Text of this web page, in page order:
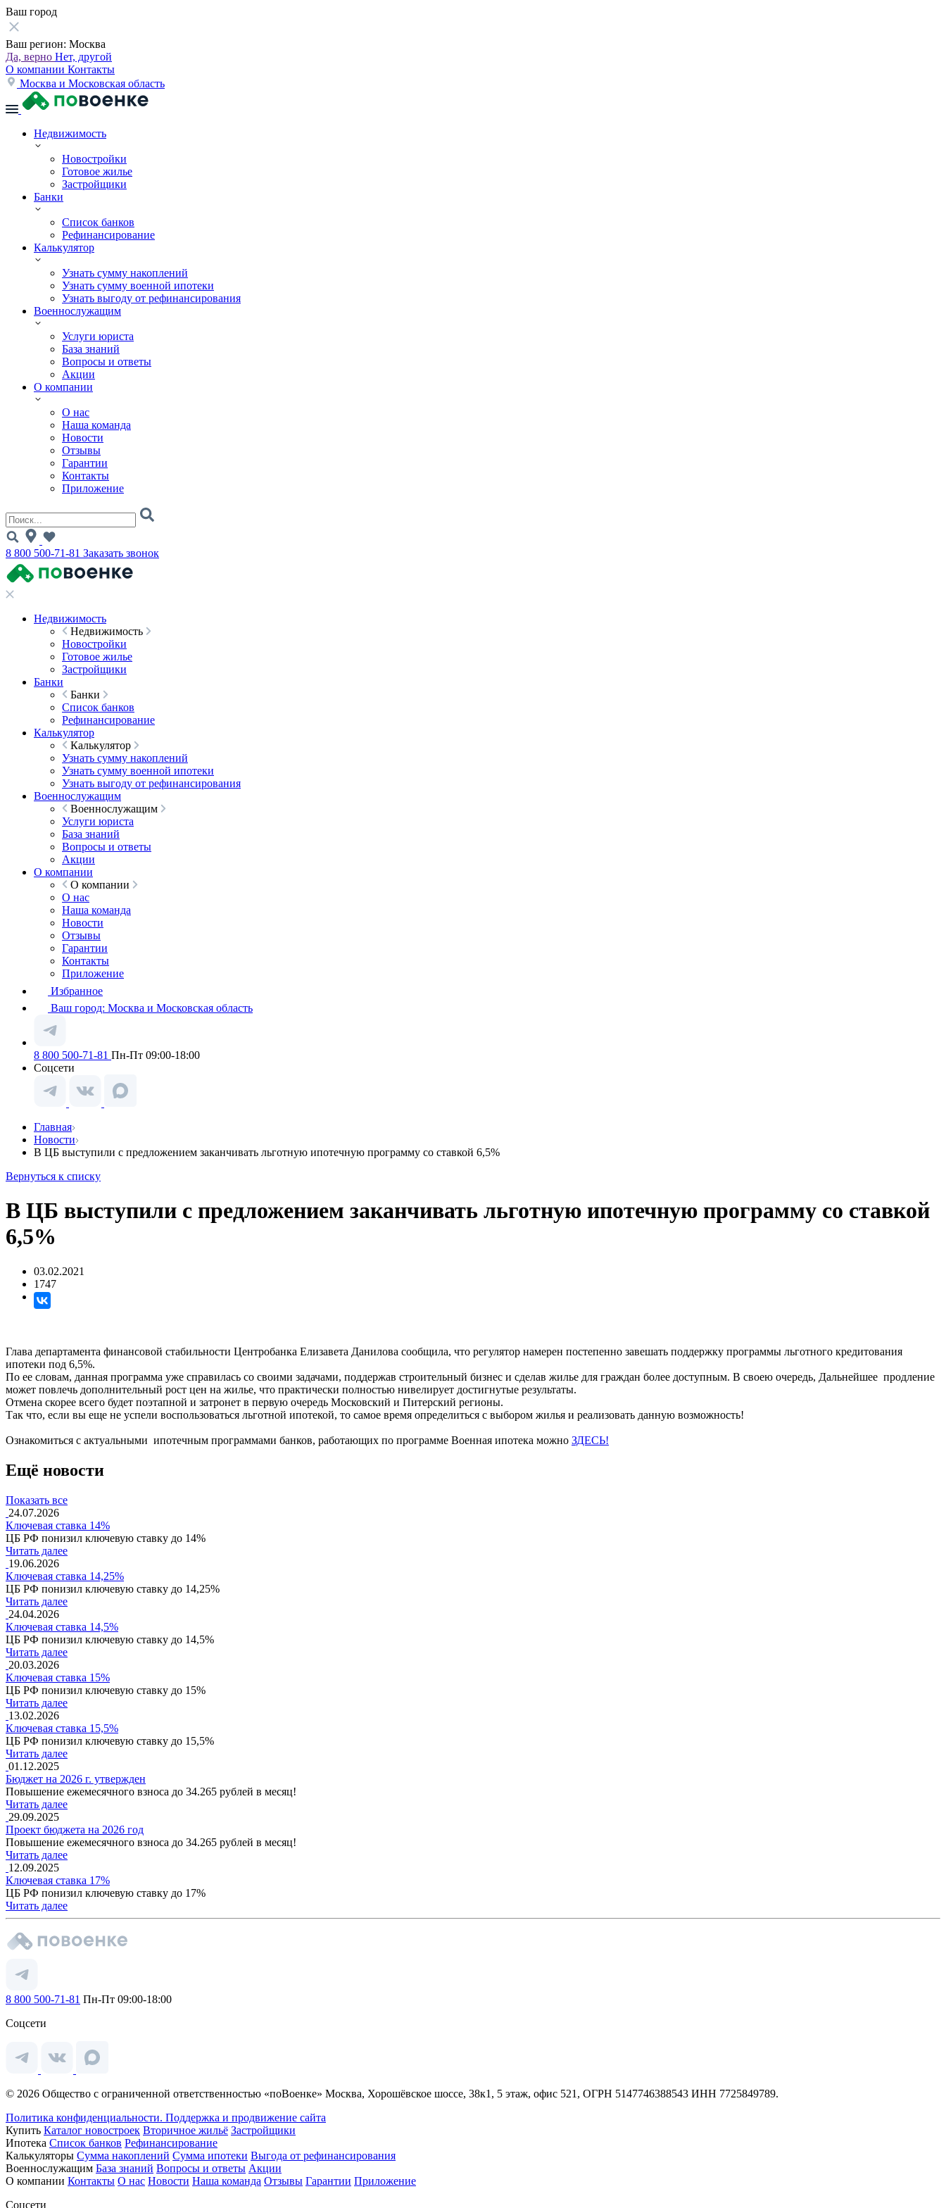
Ваш город
Ваш регион: Москва
Да, верно Нет, другой
О компании Контакты
Москва и Московская область
Недвижимость
Новостройки
Готовое жилье
Застройщики
Банки
Список банков
Рефинансирование
Калькулятор
Узнать сумму накоплений
Узнать сумму военной ипотеки
Узнать выгоду от рефинансирования
Военнослужащим
Услуги юриста
База знаний
Вопросы и ответы
Акции
О компании
О нас
Наша команда
Новости
Отзывы
Гарантии
Контакты
Приложение
8 800 500-71-81 Заказать звонок
Недвижимость
Недвижимость
Новостройки
Готовое жилье
Застройщики
Банки
Банки
Список банков
Рефинансирование
Калькулятор
Калькулятор
Узнать сумму накоплений
Узнать сумму военной ипотеки
Узнать выгоду от рефинансирования
Военнослужащим
Военнослужащим
Услуги юриста
База знаний
Вопросы и ответы
Акции
О компании
О компании
О нас
Наша команда
Новости
Отзывы
Гарантии
Контакты
Приложение
Избранное
Ваш город: Москва и Московская область
8 800 500-71-81 Пн-Пт 09:00-18:00
Соцсети
Главная
Новости
В ЦБ выступили с предложением заканчивать льготную ипотечную программу со ставкой 6,5%
Вернуться к списку
В ЦБ выступили с предложением заканчивать льготную ипотечную программу со ставкой
6,5%
03.02.2021
1747
Глава департамента финансовой стабильности Центробанка Елизавета Данилова сообщила, что регулятор намерен постепенно завешать поддержку программы льготного кредитования
ипотеки под 6,5%.
По ее словам, данная программа уже справилась со своими задачами, поддержав строительный бизнес и сделав жилье для граждан более доступным. В своею очередь, Дальнейшее продление
может повлечь дополнительный рост цен на жилье, что практически полностью нивелирует достигнутые результаты.
Отмена скорее всего будет поэтапной и затронет в первую очередь Московский и Питерский регионы.
Так что, если вы еще не успели воспользоваться льготной ипотекой, то самое время определиться с выбором жилья и реализовать данную возможность!
Ознакомиться с актуальными ипотечным программами банков, работающих по программе Военная ипотека можно ЗДЕСЬ!
Ещё новости
Показать все
24.07.2026
Ключевая ставка 14%
ЦБ РФ понизил ключевую ставку до 14%
Читать далее
19.06.2026
Ключевая ставка 14,25%
ЦБ РФ понизил ключевую ставку до 14,25%
Читать далее
24.04.2026
Ключевая ставка 14,5%
ЦБ РФ понизил ключевую ставку до 14,5%
Читать далее
20.03.2026
Ключевая ставка 15%
ЦБ РФ понизил ключевую ставку до 15%
Читать далее
13.02.2026
Ключевая ставка 15,5%
ЦБ РФ понизил ключевую ставку до 15,5%
Читать далее
01.12.2025
Бюджет на 2026 г. утвержден
Повышение ежемесячного взноса до 34.265 рублей в месяц!
Читать далее
29.09.2025
Проект бюджета на 2026 год
Повышение ежемесячного взноса до 34.265 рублей в месяц!
Читать далее
12.09.2025
Ключевая ставка 17%
ЦБ РФ понизил ключевую ставку до 17%
Читать далее
8 800 500-71-81 Пн-Пт 09:00-18:00
Соцсети
© 2026 Общество с ограниченной ответственностью «поВоенке» Москва, Хорошёвское шоссе, 38к1, 5 этаж, офис 521, ОГРН 5147746388543 ИНН 7725849789.
Политика конфиденциальности. Поддержка и продвижение сайта
Купить Каталог новостроек Вторичное жильё Застройщики
Ипотека Список банков Рефинансирование
Калькуляторы Сумма накоплений Сумма ипотеки Выгода от рефинансирования
Военнослужащим База знаний Вопросы и ответы Акции
О компании Контакты О нас Новости Наша команда Отзывы Гарантии Приложение
Соцсети